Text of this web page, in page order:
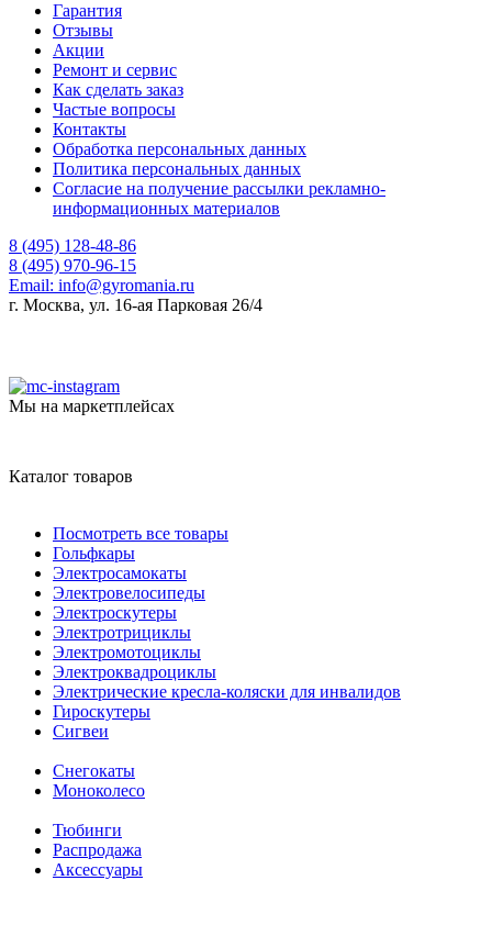
Гарантия
Отзывы
Акции
Ремонт и сервис
Как сделать заказ
Частые вопросы
Контакты
Обработка персональных данных
Политика персональных данных
Согласие на получение рассылки рекламно-
информационных материалов
8 (495) 128-48-86
8 (495) 970-96-15
Email: info@gyromania.ru
г. Москва, ул. 16-ая Парковая 26/4
Мы на маркетплейсах
Каталог товаров
Посмотреть все товары
Гольфкары
Электросамокаты
Электровелосипеды
Электроскутеры
Электротрициклы
Электромотоциклы
Электроквадроциклы
Электрические кресла-коляски для инвалидов
Гироскутеры
Сигвеи
Снегокаты
Моноколесо
Тюбинги
Распродажа
Аксессуары